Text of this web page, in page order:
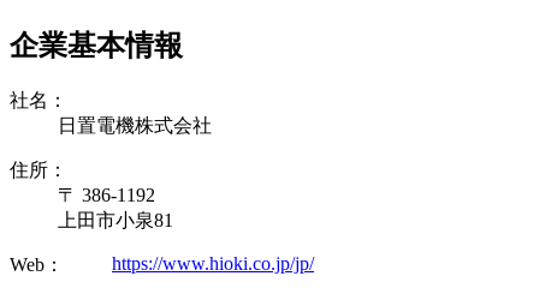
企業基本情報
社名：
日置電機株式会社
住所：
〒 386-1192
上田市小泉81
Web： https://www.hioki.co.jp/jp/